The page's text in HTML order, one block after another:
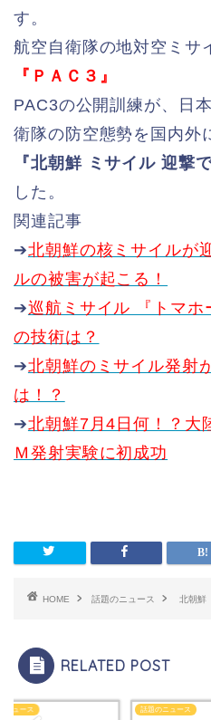
す。
航空自衛隊の地対空ミサ
『ＰＡＣ３』
PAC3の公開訓練が、日
衛隊の防空態勢を国内外
『北朝鮮 ミサイル 迎撃
した。
関連記事
➔北朝鮮の核ミサイルが
ルの被害が起こる！
➔巡航ミサイル 『トマホ
の技術は？
➔北朝鮮のミサイル発射
は！？
➔北朝鮮7月4日何！？大
Ｍ発射実験に初成功
HOME 話題のニュース 北朝鮮
RELATED POST
ニュース 話題のニュース